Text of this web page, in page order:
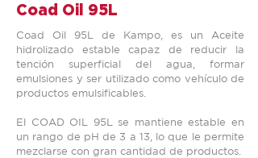
Coad Oil 95L
Coad Oil 95L de Kampo, es un Aceite
hidrolizado estable capaz de reducir la
tención superficial del agua, formar
emulsiones y ser utilizado como vehículo de
productos emulsificables.
El COAD OIL 95L se mantiene estable en
un rango de pH de 3 a 13, lo que le permite
mezclarse con gran cantidad de productos.